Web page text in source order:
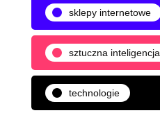
sklepy internetowe
sztuczna inteligencja
technologie